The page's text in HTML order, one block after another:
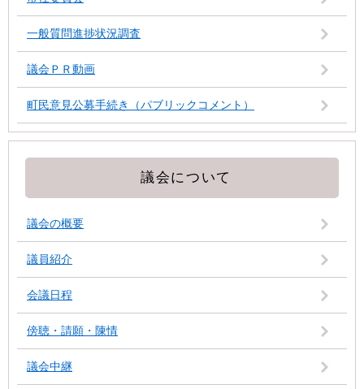
一般質問進捗状況調査
議会ＰＲ動画
町民意見公募手続き（パブリックコメント）
議会について
議会の概要
議員紹介
会議日程
傍聴・請願・陳情
議会中継